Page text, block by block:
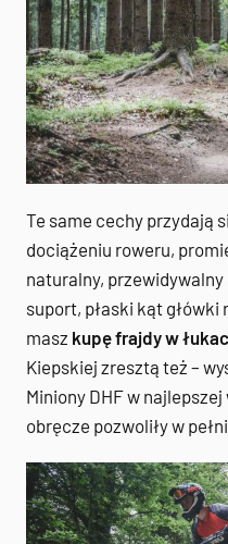
Te same cechy przydają
dociążeniu roweru,
naturalny,
suport, płaski kąt
masz kupę frajdy w
Kiepskiej zresztą też –
Miniony DHF w
obręcze pozwoliły w